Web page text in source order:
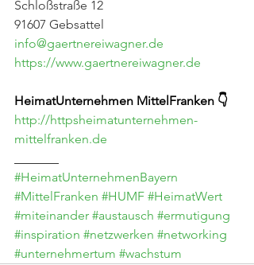
Schloßstraße 12
91607 Gebsattel
info@gaertnereiwagner.de
https://www.gaertnereiwagner.de
HeimatUnternehmen MittelFranken 👇
http://httpsheimatunternehmen-
mittelfranken.de
#HeimatUnternehmenBayern
#MittelFranken #HUMF #HeimatWert
#miteinander #austausch #ermutigung
#inspiration #netzwerken #networking
#unternehmertum #wachstum